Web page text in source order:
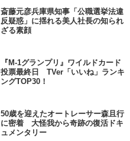
斎藤元彦兵庫県知事「公職選挙法違
反疑惑」に揺れる美人社長の知られ
ざる素顔
『M-1グランプリ』ワイルドカード
投票最終日 TVer「いいね」ランキ
ングTOP30！
50歳を迎えたオートレーサー森且行
に密着 大怪我から奇跡の復活ドキ
ュメンタリー